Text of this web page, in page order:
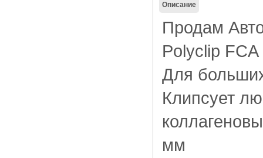
Описание
Продам
Polyclip FCA
Для
Клипсует
мм